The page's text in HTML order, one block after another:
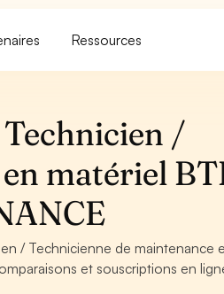
Ressources
/
matériel
/ Technicienne de maintenance
et souscriptions en